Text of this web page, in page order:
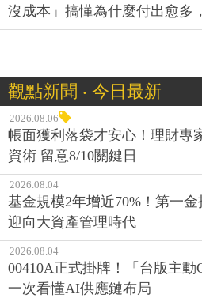
沒成本」搞懂為什麼付出愈多
觀點新聞 ‧ 今日最新
2026.08.06
帳面獲利落袋才安心！理財專
資術 留意8/10關鍵日
2026.08.04
基金規模2年增近70%！第一
迎向大資產管理時代
2026.08.04
00410A正式掛牌！「台版主動
一次看懂AI供應鏈布局